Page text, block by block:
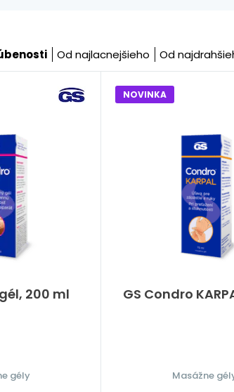
Od najlacnejšieho Od
200 ml
gély
GS Condro
NOVINKA
Masážne